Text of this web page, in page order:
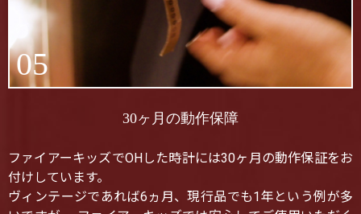
05
30ヶ月の動作保障
ファイアーキッズでOHした時計には30ヶ月の動作保証をお
付けしています。
ヴィンテージであれば6ヵ月、現行品でも1年という例が多